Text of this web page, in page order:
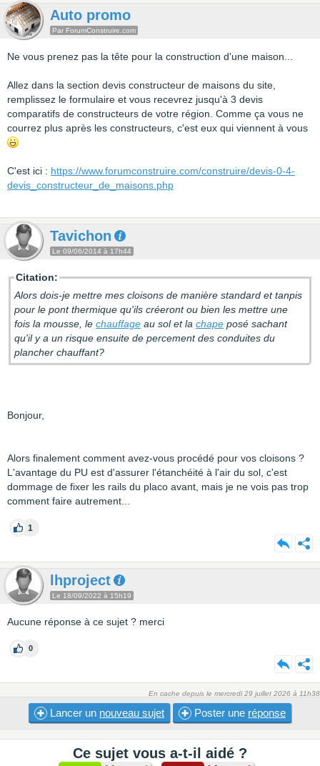
Auto promo
Par ForumConstruire.com
Ne vous prenez pas la tête pour la construction d'une maison...
Allez dans la section devis constructeur de maisons du site,
remplissez le formulaire et vous recevrez jusqu'à 3 devis
comparatifs de constructeurs de votre région. Comme ça vous ne
courrez plus après les constructeurs, c'est eux qui viennent à vous
C'est ici : https://www.forumconstruire.com/construire/devis-0-4-
devis_constructeur_de_maisons.php
Tavichon
Le 09/06/2014 à 17h44
Citation:
Alors dois-je mettre mes cloisons de manière standard et tanpis
pour le pont thermique qu'ils créeront ou bien les mettre une
fois la mousse, le chauffage au sol et la chape posé sachant
qu'il y a un risque ensuite de percement des conduites du
plancher chauffant?
Bonjour,
Alors finalement comment avez-vous procédé pour vos cloisons ?
L'avantage du PU est d'assurer l'étanchéité à l'air du sol, c'est
dommage de fixer les rails du placo avant, mais je ne vois pas trop
comment faire autrement...
1
lhproject
Le 18/09/2022 à 15h19
Aucune réponse à ce sujet ? merci
0
En cache depuis le mercredi 29 juillet 2026 à 11h38
Lancer un nouveau sujet Poster une réponse
Ce sujet vous a-t-il aidé ?